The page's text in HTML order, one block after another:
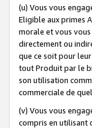
(u) Vous vous
Eligible aux primes
morale et vous
directement ou
que ce soit pour
tout Produit par le
son utilisation
commerciale de
(v) Vous vous
compris en utilisant